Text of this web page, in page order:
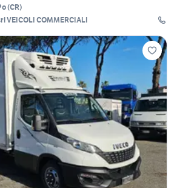
(CR)
VEICOLI COMMERCIALI